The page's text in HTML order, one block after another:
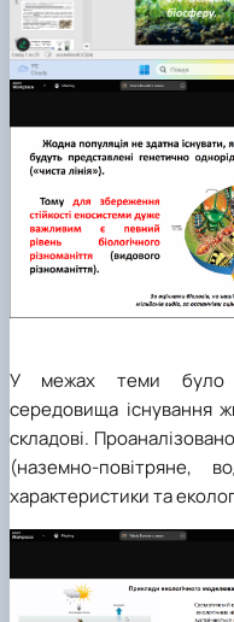
У межах теми було
середовища існування
складові.
(наземно-повітряне,
характеристики та